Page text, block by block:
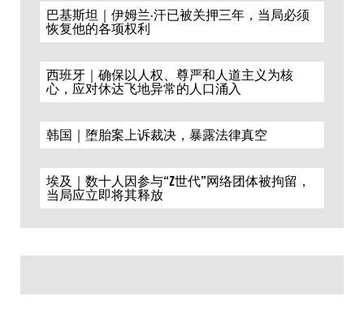
巴基斯坦｜伊姆兰·汗已被关押三年，当局必须
恢复他的各项权利
西班牙｜确保以人权、尊严和人道主义为核
心，应对休达飞地异常的人口涌入
韩国｜堕胎案上诉裁决，暴露法律真空
埃及｜数十人因参与“Z世代”网络团体被拘留，
当局应立即将其释放